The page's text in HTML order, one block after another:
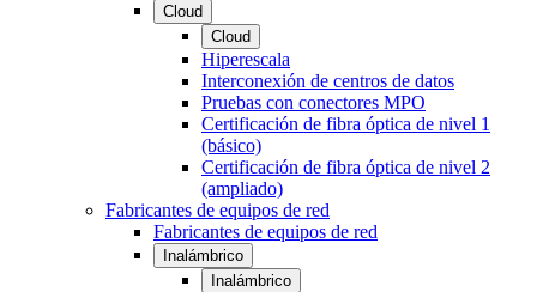
Cloud
Cloud
Hiperescala
Interconexión de centros de datos
Pruebas con conectores MPO
Certificación de fibra óptica de nivel 1
(básico)
Certificación de fibra óptica de nivel 2
(ampliado)
Fabricantes de equipos de red
Fabricantes de equipos de red
Inalámbrico
Inalámbrico